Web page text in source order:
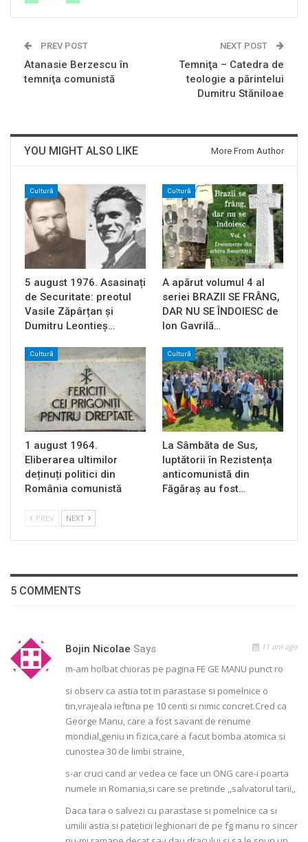
PREV POST
Atanasie Berzescu în
temniţa comunistă
NEXT POST
Temniţa – Catedra de
teologie a părintelui
Dumitru Stăniloae
YOU MIGHT ALSO LIKE More From Author
Cultură
5 august 1976. Asasinați
de Securitate: preotul
Vasile Zăpârțan și
Dumitru Leontieș…
Cultură
A apărut volumul 4 al
seriei BRAZII SE FRÂNG,
DAR NU SE ÎNDOIESC de
Ion Gavrilă…
Cultură
1 august 1964.
Eliberarea ultimilor
deținuți politici din
România comunistă
Cultură
La Sâmbăta de Sus,
luptătorii în Rezistența
anticomunistă din
Făgăraș au fost…
PREV NEXT
5 COMMENTS
Bojin Nicolae Says 11 ani ago
m-am holbat chioras pe pagina FE GE MANU punct ro
si observ ca astia tot in parastase si pomelnice o
tin,vrajeala ieftina pe 10 centi si nimic concret.Cred ca
George Manu, care a fost savant de renume
mondial,geniu in fizica,care a facut bomba atomica si
cunostea 30 de limbi straine,
s-ar cruci cand ar vedea ce face un ONG care-i poarta
numele in Romania,si care se pretinde ,,salvatorul tarii,,
Daca tara o salvezi cu parastase si pomelnice ca si
umilii astia si pateticii leghionari de pe fg manu ro sincer